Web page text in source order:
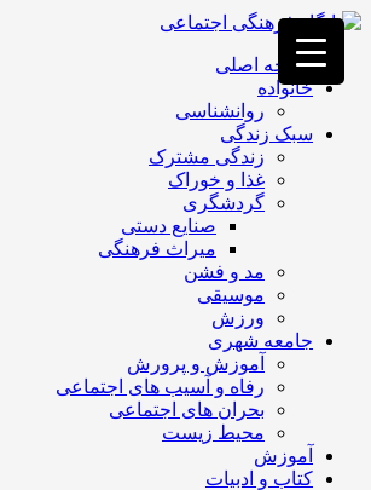
فصد
خون
غرب
تهران
خشکشویی
تصفیه
تهران
صفحه اصلی
خانواده
روانشناسی
سبک زندگی
زندگی مشترک
غذا و خوراک
گردشگری
صنایع دستی
میراث فرهنگی
مد و فشن
موسیقی
ورزش
جامعه شهری
آموزش و پرورش
رفاه و آسیب های اجتماعی
بحران های اجتماعی
محیط زیست
آموزش
کتاب و ادبیات